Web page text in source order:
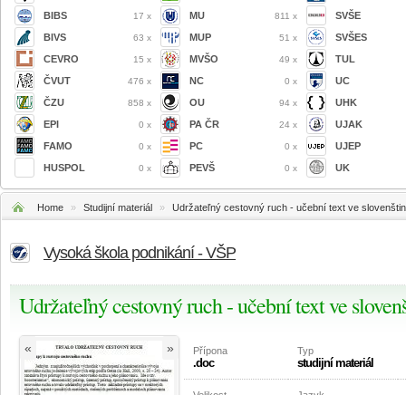
BIBS 17 x
BIVS 63 x
CEVRO 15 x
ČVUT 476 x
ČZU 858 x
EPI 0 x
FAMO 0 x
HUSPOL 0 x
MU 811 x
MUP 51 x
MVŠO 49 x
NC 0 x
OU 94 x
PA ČR 24 x
PC 0 x
PEVŠ 0 x
SVŠE
SVŠES
TUL
UC
UHK
UJAK
UJEP
UK
Home » Studijní materiál » Udržateľný cestovný ruch - učební text ve
Vysoká škola podnikání - VŠP
Udržateľný cestovný ruch - učební text ve
« » Přípona
.doc
Typ
studijní materiál